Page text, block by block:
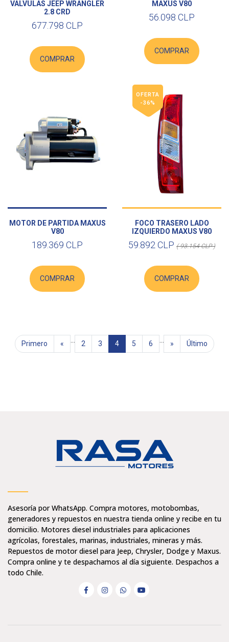
VALVULAS JEEP WRANGLER
2.8 CRD
677.798 CLP
COMPRAR
MAXUS V80
56.098 CLP
COMPRAR
MOTOR DE PARTIDA MAXUS
V80
189.369 CLP
COMPRAR
OFERTA
-36%
FOCO TRASERO LADO
IZQUIERDO MAXUS V80
59.892 CLP ( 93.154 CLP )
COMPRAR
Primero « 2 3 4 5 6 » Último
Asesoría por WhatsApp. Compra motores, motobombas,
generadores y repuestos en nuestra tienda online y recibe en tu
domicilio. Motores diesel industriales para aplicaciones
agrícolas, forestales, marinas, industriales, mineras y más.
Repuestos de motor diesel para Jeep, Chrysler, Dodge y Maxus.
Compra online y te despachamos al día siguiente. Despachos a
todo Chile.